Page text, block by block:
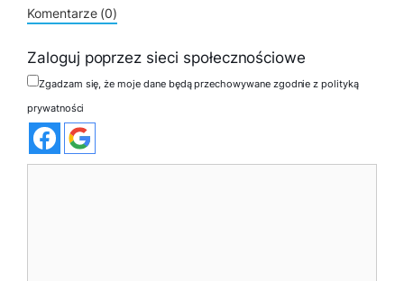
Komentarze (0)
Zaloguj poprzez sieci społecznościowe
Zgadzam się, że moje dane będą przechowywane zgodnie z polityką
prywatności